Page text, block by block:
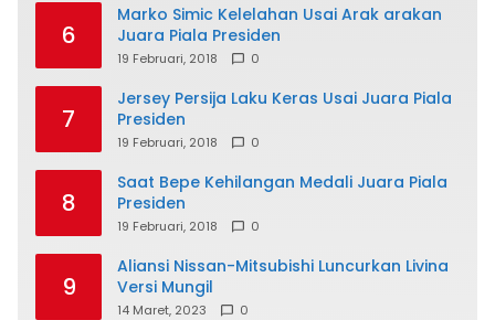
6
Marko Simic Kelelahan Usai Arak arakan
Juara Piala Presiden
19 Februari, 2018 0
7
Jersey Persija Laku Keras Usai Juara Piala
Presiden
19 Februari, 2018 0
8
Saat Bepe Kehilangan Medali Juara Piala
Presiden
19 Februari, 2018 0
9
Aliansi Nissan-Mitsubishi Luncurkan Livina
Versi Mungil
14 Maret, 2023 0